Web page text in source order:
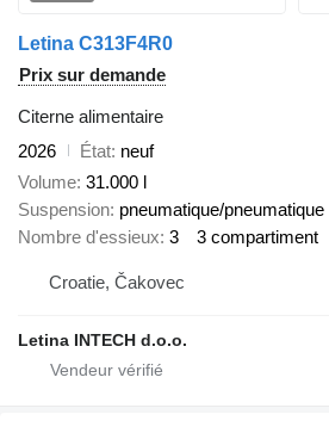
Letina C313F4R0
Prix sur demande
Citerne alimentaire
2026
État neuf
Volume 31.000 l
Suspension pneumatique/pneumatique
Nombre d'essieux 3 3 compartiment
Croatie, Čakovec
Letina INTECH d.o.o.